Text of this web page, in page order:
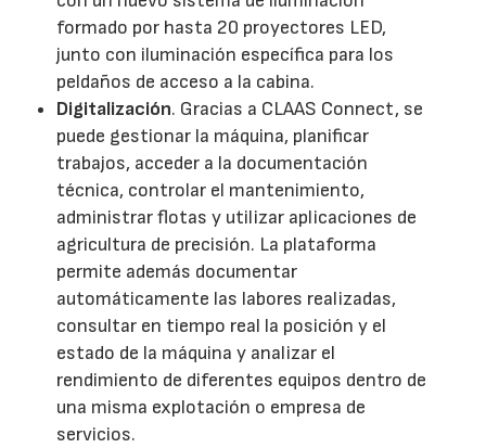
formado por hasta 20 proyectores LED,
junto con iluminación específica para los
peldaños de acceso a la cabina.
Digitalización. Gracias a CLAAS Connect, se
puede gestionar la máquina, planificar
trabajos, acceder a la documentación
técnica, controlar el mantenimiento,
administrar flotas y utilizar aplicaciones de
agricultura de precisión. La plataforma
permite además documentar
automáticamente las labores realizadas,
consultar en tiempo real la posición y el
estado de la máquina y analizar el
rendimiento de diferentes equipos dentro de
una misma explotación o empresa de
servicios.